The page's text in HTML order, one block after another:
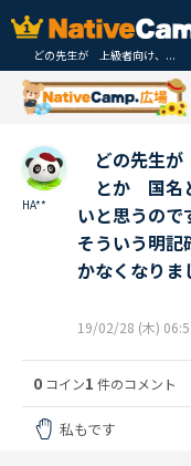
どの先生が 上級者向け、...
HA**
どの先生が
とか 国名
いと思うの
そういう明
かなくなりま
19/02/28 (木)
0 コイン1 件のコメント
私もです